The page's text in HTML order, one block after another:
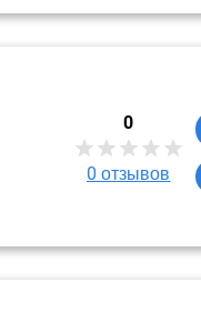
0
0 отзывов